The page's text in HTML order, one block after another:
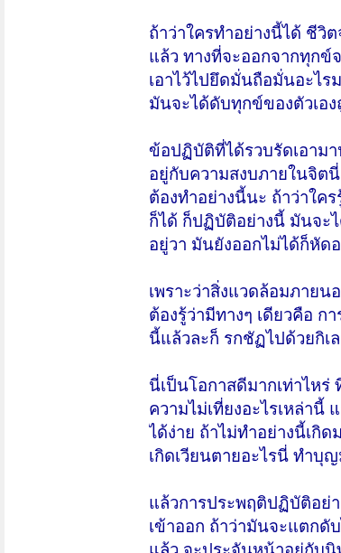
ถ้าว่าใครทำอย่างนี้ได้ ชีวิ
แล้ว ทางที่จะออกจากทุกข์
เอาไว้ไปยึดมั่นถือมั่นอะไ
มันจะได้ดับทุกข์ของตัวเอ
ข้อปฏิบัติที่ได้รวบรัดเอาม
อยู่กับความสงบภายในจิต
ต้องทำอย่างนี้นะ ถ้าว่าใค
ก็ได้ ก็ปฏิบัติอย่างนี้ มันจะ
อยู่วา มันยังออกไม่ได้ก็หัด
เพราะว่าสิ่งแวดล้อมภาย
ต้องรู้ว่ามีทางๆ เดียวคือ ก
นี้แล้วละก็ รกชัฏไปด้วยกิ
นี่เป็นโอกาสดีมากเท่าไห
ความไม่เที่ยงอะไรเหล่า
ได้ง่าย ถ้าไม่ทำอย่างนี้เกิ
เกิดเวียนตายอะไรนี่ ทำ
แล้วการประพฤติปฏิบัติอย่
เข้าออก ถ้าว่ามันจะแตกดั